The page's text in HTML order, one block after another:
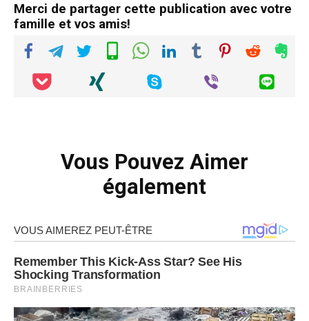
Merci de partager cette publication avec votre
famille et vos amis!
Vous Pouvez Aimer
également